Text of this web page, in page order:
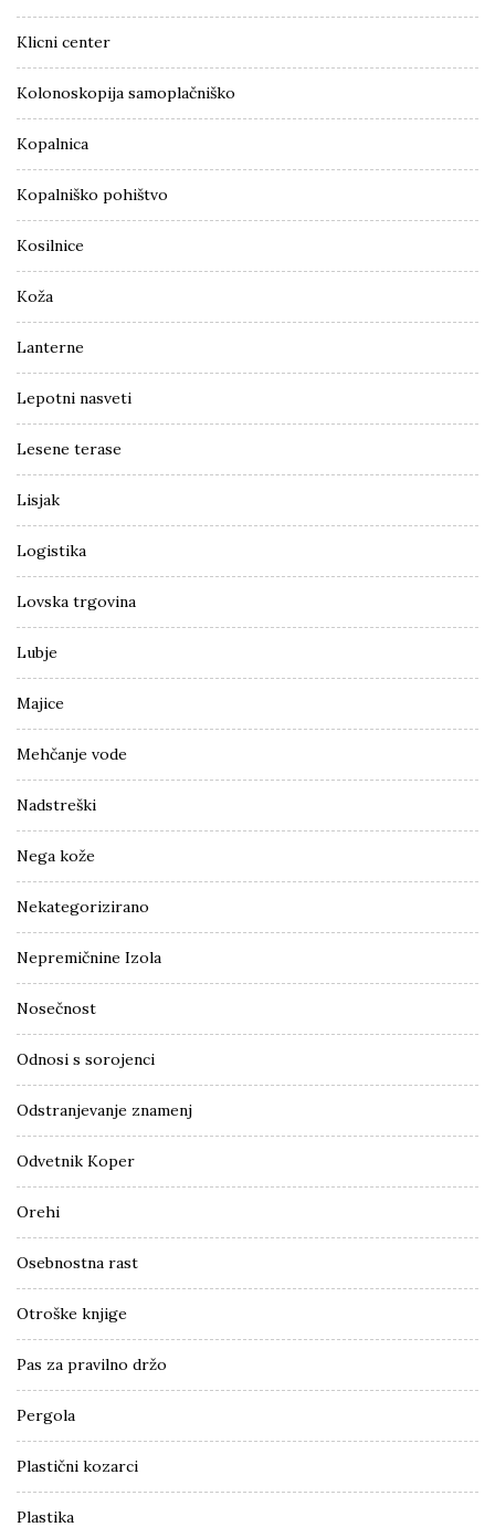
Klicni center
Kolonoskopija samoplačniško
Kopalnica
Kopalniško pohištvo
Kosilnice
Koža
Lanterne
Lepotni nasveti
Lesene terase
Lisjak
Logistika
Lovska trgovina
Lubje
Majice
Mehčanje vode
Nadstreški
Nega kože
Nekategorizirano
Nepremičnine Izola
Nosečnost
Odnosi s sorojenci
Odstranjevanje znamenj
Odvetnik Koper
Orehi
Osebnostna rast
Otroške knjige
Pas za pravilno držo
Pergola
Plastični kozarci
Plastika